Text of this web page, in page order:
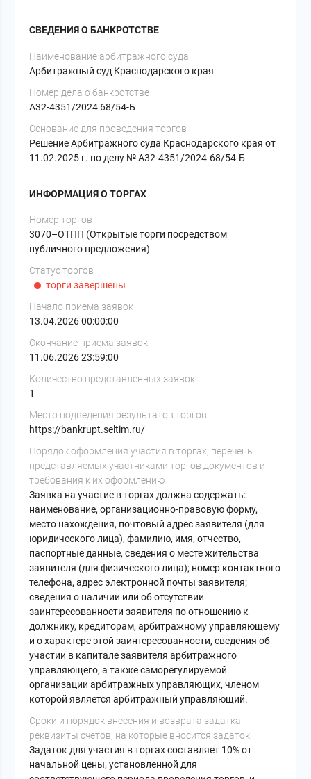
СВЕДЕНИЯ О БАНКРОТСТВЕ
Наименование арбитражного суда
Арбитражный суд Краснодарского края
Номер дела о банкротстве
А32-4351/2024 68/54-Б
Основание для проведения торгов
Решение Арбитражного суда Краснодарского края от
11.02.2025 г. по делу № А32-4351/2024-68/54-Б
ИНФОРМАЦИЯ О ТОРГАХ
Номер торгов
3070–ОТПП (Открытые торги посредством
публичного предложения)
Статус торгов
торги завершены
Начало приема заявок
13.04.2026 00:00:00
Окончание приема заявок
11.06.2026 23:59:00
Количество представленных заявок
1
Место подведения результатов торгов
https://bankrupt.seltim.ru/
Порядок оформления участия в торгах, перечень
представляемых участниками торгов документов и
требования к их оформлению
Заявка на участие в торгах должна содержать:
наименование, организационно-правовую форму,
место нахождения, почтовый адрес заявителя (для
юридического лица), фамилию, имя, отчество,
паспортные данные, сведения о месте жительства
заявителя (для физического лица); номер контактного
телефона, адрес электронной почты заявителя;
сведения о наличии или об отсутствии
заинтересованности заявителя по отношению к
должнику, кредиторам, арбитражному управляющему
и о характере этой заинтересованности, сведения об
участии в капитале заявителя арбитражного
управляющего, а также саморегулируемой
организации арбитражных управляющих, членом
которой является арбитражный управляющий.
Cроки и порядок внесения и возврата задатка,
реквизиты счетов, на которые вносится задаток
Задаток для участия в торгах составляет 10% от
начальной цены, установленной для